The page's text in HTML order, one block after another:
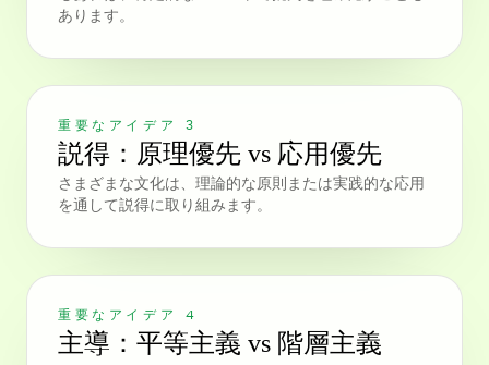
あります。
重要なアイデア 3
説得：原理優先 vs 応用優先
さまざまな文化は、理論的な原則または実践的な応用
を通して説得に取り組みます。
重要なアイデア 4
主導：平等主義 vs 階層主義